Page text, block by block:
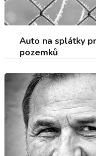
Auto na splátky
pozemků